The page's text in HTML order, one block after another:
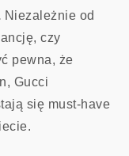
Niezależnie od
czy
pewna, że
Gucci
się must-have